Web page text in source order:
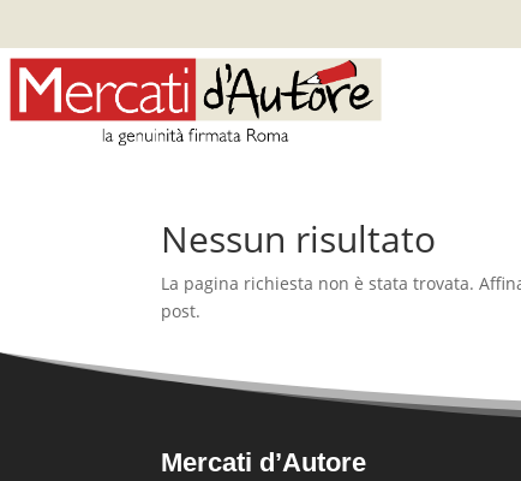
Nessun risultato
La pagina richiesta non è stata trovata.
post.
Mercati d’Autore